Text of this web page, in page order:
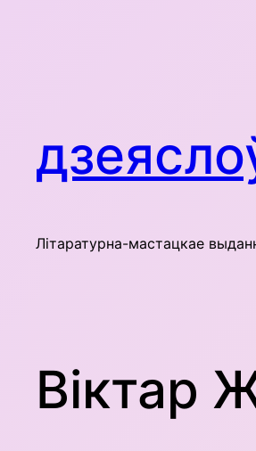
Літаратурна-мастацкае
Віктар